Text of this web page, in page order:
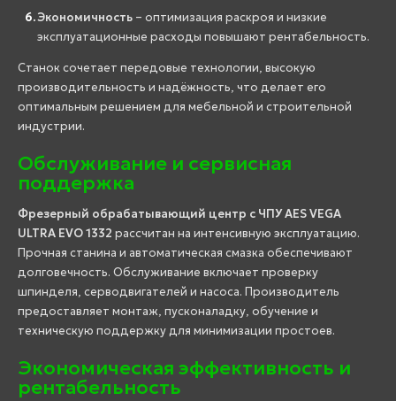
Экономичность – оптимизация раскроя и низкие
эксплуатационные расходы повышают рентабельность.
Станок сочетает передовые технологии, высокую
производительность и надёжность, что делает его
оптимальным решением для мебельной и строительной
индустрии.
Обслуживание и сервисная
поддержка
Фрезерный обрабатывающий центр с ЧПУ AES VEGA
ULTRA EVO 1332 рассчитан на интенсивную эксплуатацию.
Прочная станина и автоматическая смазка обеспечивают
долговечность. Обслуживание включает проверку
шпинделя, серводвигателей и насоса. Производитель
предоставляет монтаж, пусконаладку, обучение и
техническую поддержку для минимизации простоев.
Экономическая эффективность и
рентабельность